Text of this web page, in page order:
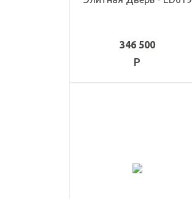
346 500